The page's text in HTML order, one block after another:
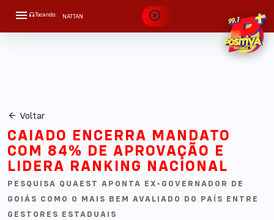
Tocando:
NATTAN
Voltar
CAIADO ENCERRA MANDATO
COM 84% DE APROVAÇÃO E
LIDERA RANKING NACIONAL
PESQUISA QUAEST APONTA EX-GOVERNADOR DE
GOIÁS COMO O MAIS BEM AVALIADO DO PAÍS ENTRE
GESTORES ESTADUAIS